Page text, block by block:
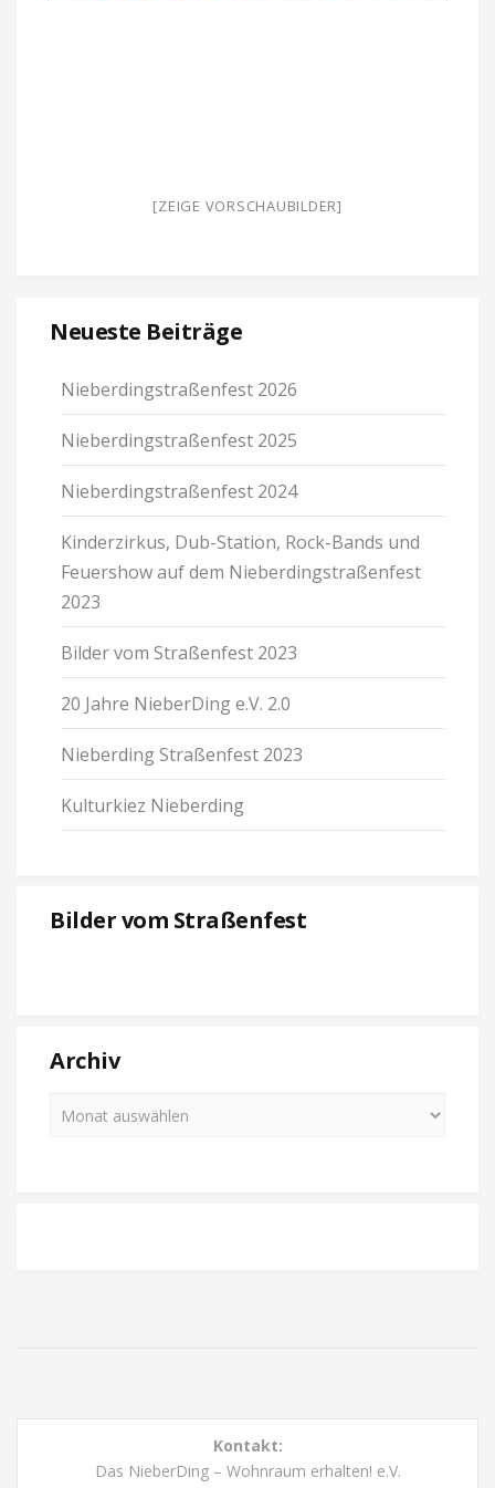
[ZEIGE VOR­SCHAU­BILDER]
Neu­este Bei­träge
Nie­ber­ding­stra­ßen­fest 2026
Nie­ber­ding­stra­ßen­fest 2025
Nie­ber­ding­stra­ßen­fest 2024
Kin­der­zirkus, Dub-Sta­tion, Rock-Bands und
Feu­er­show auf dem Nie­ber­ding­stra­ßen­fest
2023
Bilder vom Stra­ßen­fest 2023
20 Jahre Nie­ber­Ding e.V. 2.0
Nie­ber­ding Stra­ßen­fest 2023
Kul­tur­kiez Nie­ber­ding
Bilder vom Stra­ßen­fest
Archiv
Kontakt:
Das NieberDing – Wohnraum erhalten! e.V.